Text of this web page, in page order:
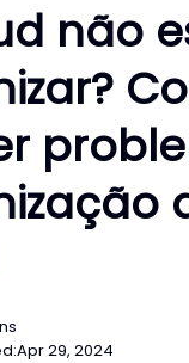
não
Apr 29, 2024